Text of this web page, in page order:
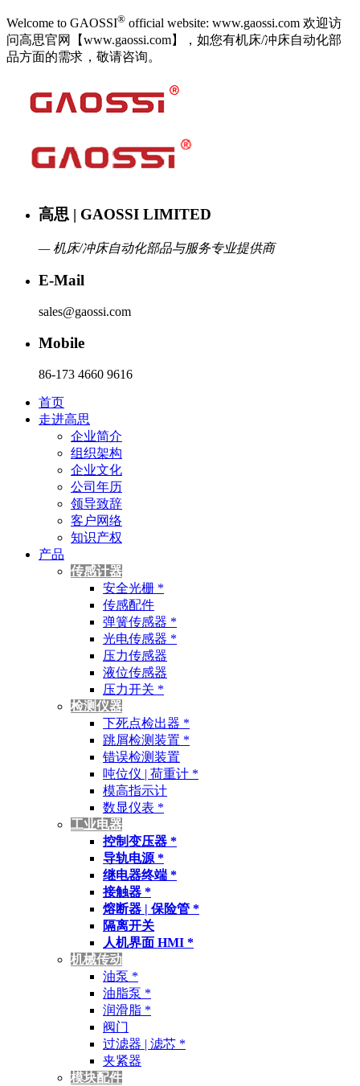
Welcome to GAOSSI® official website: www.gaossi.com 欢迎访
问高思官网【www.gaossi.com】，如您有机床/冲床自动化部
品方面的需求，敬请咨询。
高思 | GAOSSI LIMITED
— 机床/冲床自动化部品与服务专业提供商
E-Mail
sales@gaossi.com
Mobile
86-173 4660 9616
首页
走进高思
企业简介
组织架构
企业文化
公司年历
领导致辞
客户网络
知识产权
产品
传感计器
安全光栅 *
传感配件
弹簧传感器 *
光电传感器 *
压力传感器
液位传感器
压力开关 *
检测仪器
下死点检出器 *
跳屑检测装置 *
错误检测装置
吨位仪 | 荷重计 *
模高指示计
数显仪表 *
工业电器
控制变压器 *
导轨电源 *
继电器终端 *
接触器 *
熔断器 | 保险管 *
隔离开关
人机界面 HMI *
机械传动
油泵 *
油脂泵 *
润滑脂 *
阀门
过滤器 | 滤芯 *
夹紧器
模块配件